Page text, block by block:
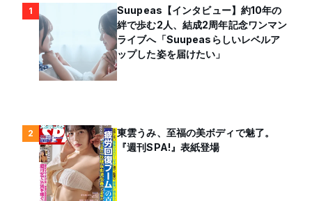
1
Suupeas【インタビュー】約10年の
絆で歩む2人、結成2周年記念ワンマン
ライブへ「Suupeasらしいレベルア
ップした姿を届けたい」
2
東雲うみ、至福の美ボディで魅了。
『週刊SPA!』表紙登場